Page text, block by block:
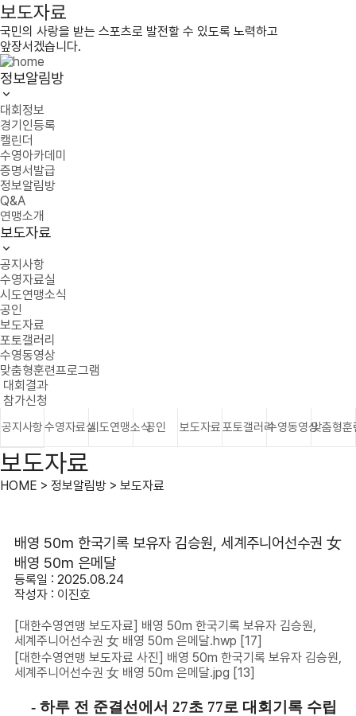
보도자료
국민의 사랑을 받는 스포츠로 발전할 수 있도록 노력하고
앞장서겠습니다.
정보알림방
대회정보
경기인등록
캘린더
수영아카데미
증명서발급
정보알림방
Q&A
연맹소개
보도자료
공지사항
수영자료실
시도연맹소식
공인
보도자료
포토갤러리
수영동영상
맞춤형훈련프로그램
대회결과
참가신청
공지사항수영자료실시도연맹소식공인 보도자료포토갤러리수영동영상맞춤형훈
보도자료
HOME > 정보알림방 > 보도자료
배영 50m 한국기록 보유자 김승원, 세계주니어선수권 女
배영 50m 은메달
등록일 : 2025.08.24
작성자 : 이진호
[대한수영연맹 보도자료] 배영 50m 한국기록 보유자 김승원,
세계주니어선수권 女 배영 50m 은메달.hwp [17]
[대한수영연맹 보도자료 사진] 배영 50m 한국기록 보유자 김승원,
세계주니어선수권 女 배영 50m 은메달.jpg [13]
-하루 전 준결선에서27초 77로 대회기록 수립